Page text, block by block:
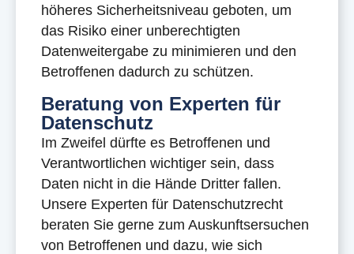
höheres Sicherheitsniveau geboten, um
das Risiko einer unberechtigten
Datenweitergabe zu minimieren und den
Betroffenen dadurch zu schützen.
Beratung von Experten für
Datenschutz
Im Zweifel dürfte es Betroffenen und
Verantwortlichen wichtiger sein, dass
Daten nicht in die Hände Dritter fallen.
Unsere Experten für Datenschutzrecht
beraten Sie gerne zum Auskunftsersuchen
von Betroffenen und dazu, wie sich